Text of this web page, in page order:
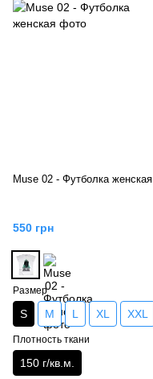
Muse 02 - Футболка женская
550 грн
Размер
S M L XL XXL
Плотность ткани
150 г/кв.м.